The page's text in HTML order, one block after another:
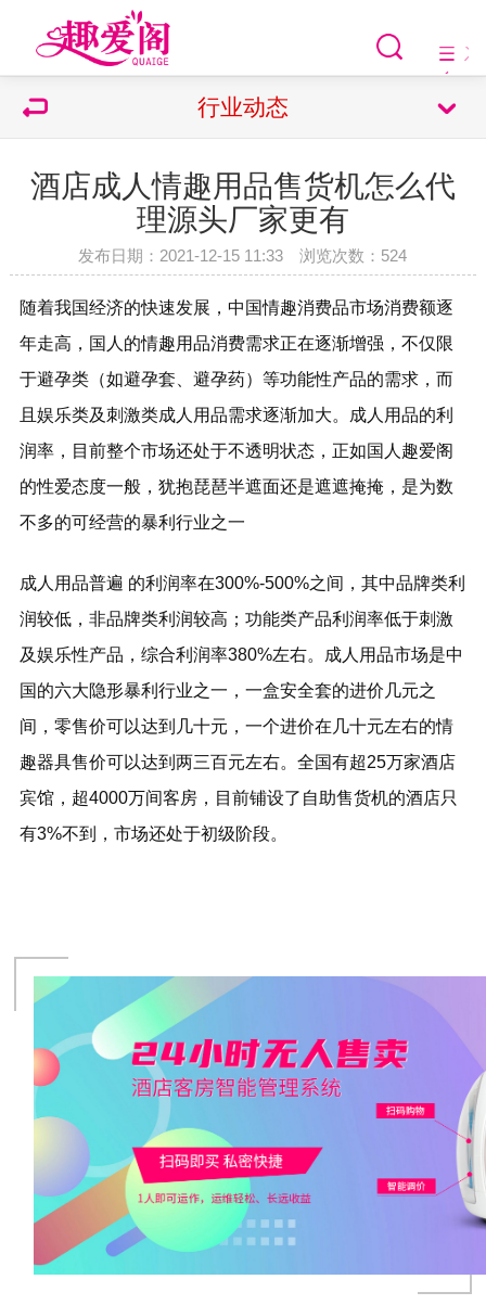
行业动态
酒店成人情趣用品售货机怎么代
理源头厂家更有
发布日期：2021-12-15 11:33 浏览次数： 524
随着我国经济的快速发展，中国情趣消费品市场消费额逐
年走高，国人的情趣用品消费需求正在逐渐增强，不仅限
于避孕类（如避孕套、避孕药）等功能性产品的需求，而
且娱乐类及刺激类成人用品需求逐渐加大。成人用品的利
润率，目前整个市场还处于不透明状态，正如国人趣爱阁
的性爱态度一般，犹抱琵琶半遮面还是遮遮掩掩，是为数
不多的可经营的暴利行业之一
成人用品普遍 的利润率在300%-500%之间，其中品牌类利
润较低，非品牌类利润较高；功能类产品利润率低于刺激
及娱乐性产品，综合利润率380%左右。成人用品市场是中
国的六大隐形暴利行业之一，一盒安全套的进价几元之
间，零售价可以达到几十元，一个进价在几十元左右的情
趣器具售价可以达到两三百元左右。全国有超25万家酒店
宾馆，超4000万间客房，目前铺设了自助售货机的酒店只
有3%不到，市场还处于初级阶段。